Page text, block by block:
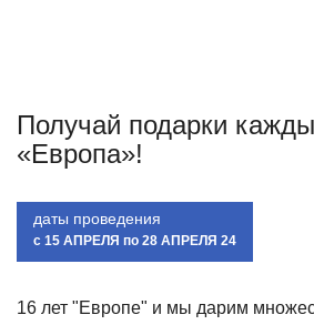
Получай подарки
«Европа»!
даты проведения
c 15 АПРЕЛЯ по 28 АПРЕЛЯ 24
16 лет "Европе" и мы дарим